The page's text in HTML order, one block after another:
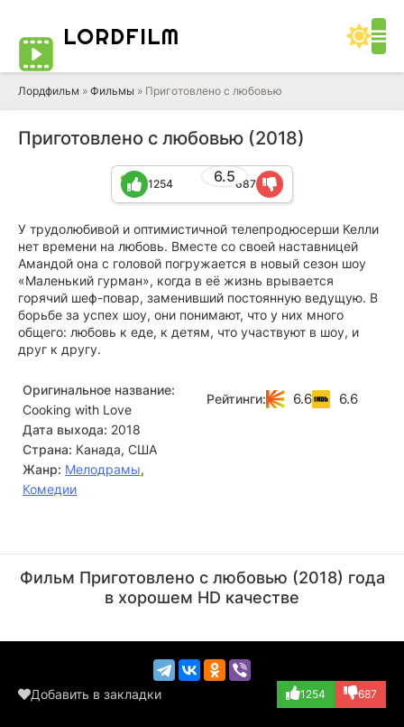
LORDFILM
Лордфильм » Фильмы » Приготовлено с любовью
Приготовлено с любовью (2018)
6.5
1254 687
У трудолюбивой и оптимистичной телепродюсерши Келли
нет времени на любовь. Вместе со своей наставницей
Амандой она с головой погружается в новый сезон шоу
«Маленький гурман», когда в её жизнь врывается
горячий шеф-повар, заменивший постоянную ведущую. В
борьбе за успех шоу, они понимают, что у них много
общего: любовь к еде, к детям, что участвуют в шоу, и
друг к другу.
Оригинальное название:
Cooking with Love
Дата выхода: 2018
Страна: Канада, США
Жанр: Мелодрамы,
Комедии
Рейтинги: 6.6 6.6
(Adam)
(Chef Betty)
Фильм Приготовлено с любовью (2018) года
в хорошем HD качестве
Добавить в закладки 1254 687